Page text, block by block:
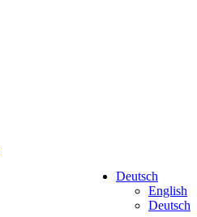
Deutsch
English
Deutsch